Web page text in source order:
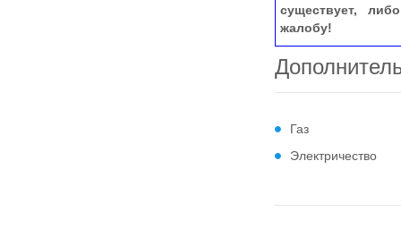
существует,
жалобу!
Газ
Электричество